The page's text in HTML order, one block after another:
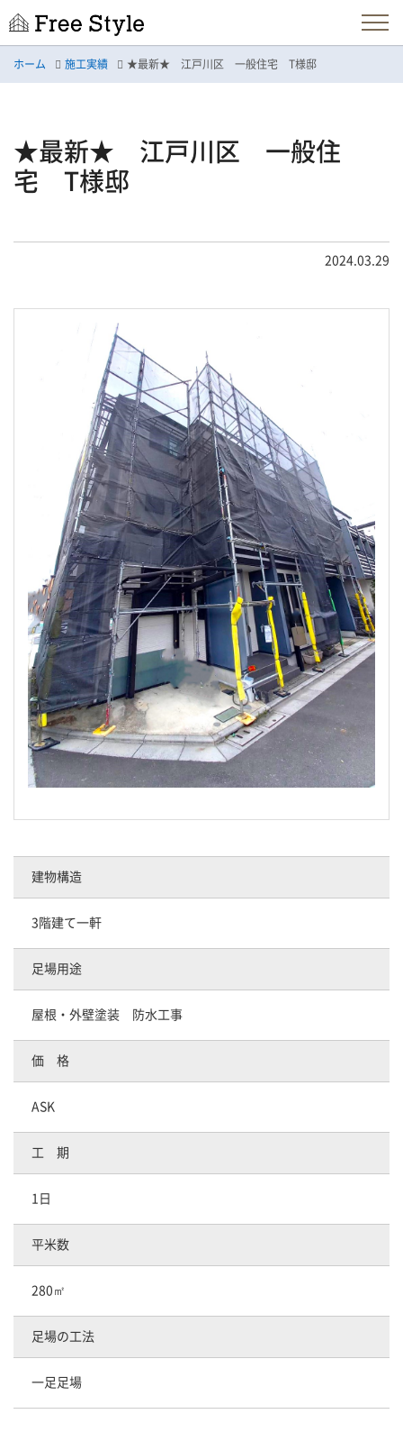
ホーム 施工実績 ★最新★ 江戸川区 一般住宅 T様邸
★最新★ 江戸川区 一般住
宅 T様邸
2024.03.29
建物構造
3階建て一軒
足場用途
屋根・外壁塗装 防水工事
価 格
ASK
工 期
1日
平米数
280㎡
足場の工法
一足足場